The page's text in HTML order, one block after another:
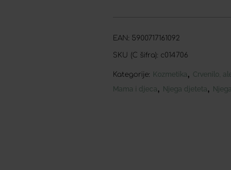
EAN: 5900717161092
SKU (C šifra): c014706
Kategorije: Kozmetika, Crvenilo,
Mama i djeca, Njega djeteta,